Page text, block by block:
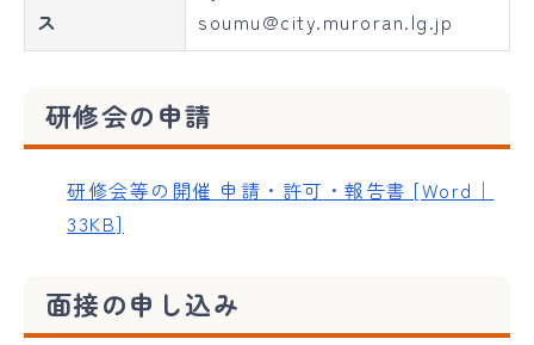
ス
soumu@city.muroran.lg.jp
研修会の申請
研修会等の開催 申請・許可・報告書 [Word｜
33KB]
面接の申し込み